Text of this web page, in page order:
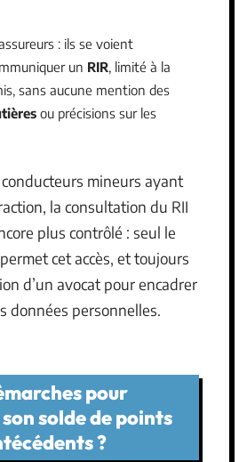
: ils se voient
un RIR, limité à la
sans aucune mention des
ou précisions sur les
mineurs ayant
la consultation du RII
plus contrôlé : seul le
cet accès, et toujours
d’un avocat pour encadrer
données personnelles.
pour
solde de points
?